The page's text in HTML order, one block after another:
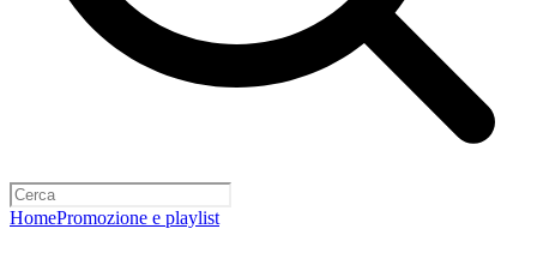
HomePromozione e playlist